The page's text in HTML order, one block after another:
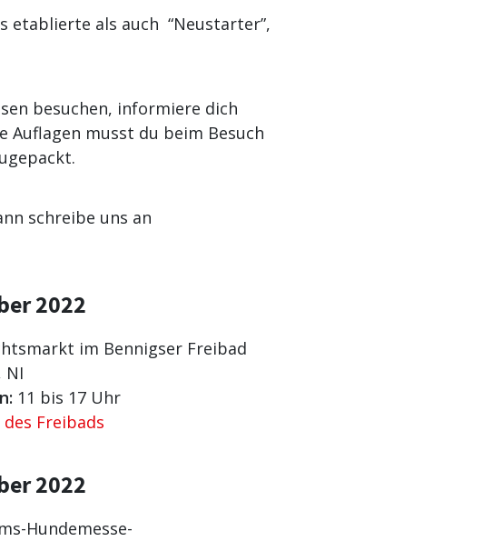
etablierte als auch “Neustarter”,
besuchen, informiere dich
musst du beim Besuch
schreibe uns an
2022
im Bennigser Freibad
NI
11 bis 17 Uhr
Freibads
2022
Hundemesse-